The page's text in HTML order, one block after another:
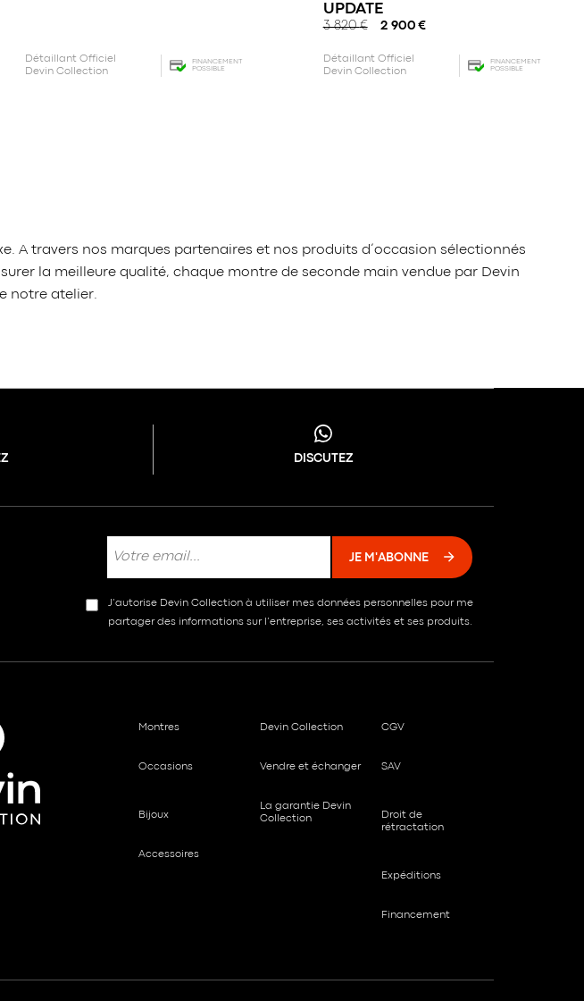
Détaillant Officiel
Devin Collection
FINANCEMENT
POSSIBLE
UPDATE
3 820€ 2 900 €
Détaillant Officiel
Devin Collection
FINANCEMENT
POSSIBLE
A travers nos marques partenaires et nos produits d’occasion sélectionnés
la meilleure qualité, chaque montre de seconde main vendue par Devin
notre atelier.
DISCUTEZ
JE M'ABONNE
J’autorise Devin Collection à utiliser mes données personnelles pour me
partager des informations sur l’entreprise, ses activités et ses produits.
Montres
Occasions
Bijoux
Accessoires
Devin Collection
Vendre et échanger
La garantie Devin
Collection
CGV
SAV
Droit de
rétractation
Expéditions
Financement